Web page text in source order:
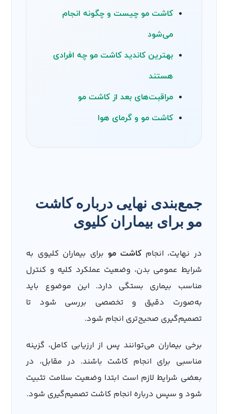
کاشت مو چیست و چگونه انجام
می‌شود
بهترین کاندید کاشت مو چه افرادی
هستند
مراقبت‌های بعد از کاشت مو
کاشت مو و گرمای هوا
جمع‌بندی نهایی درباره کاشت
مو برای بیماران کلیوی
در نهایت، انجام کاشت مو برای بیماران کلیوی به
شرایط عمومی بدن، وضعیت عملکرد کلیه و کنترل
مناسب بیماری بستگی دارد. این موضوع باید
به‌صورت دقیق و تخصصی بررسی شود تا
تصمیم‌گیری صحیح‌تری انجام شود.
برخی بیماران می‌توانند پس از ارزیابی کامل، گزینه
مناسبی برای انجام کاشت باشند. در مقابل، در
بعضی شرایط لازم است ابتدا وضعیت سلامت تثبیت
شود و سپس درباره انجام کاشت تصمیم‌گیری شود.